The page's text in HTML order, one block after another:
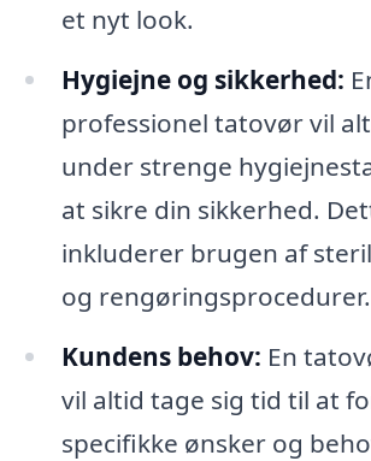
et nyt look.
Hygiejne og sikkerhed:
professionel tatovør vil
under strenge
at sikre din sikkerhed.
inkluderer brugen af
og rengøringsprocedurer.
Kundens behov: En
vil altid tage sig tid til at
specifikke ønsker og